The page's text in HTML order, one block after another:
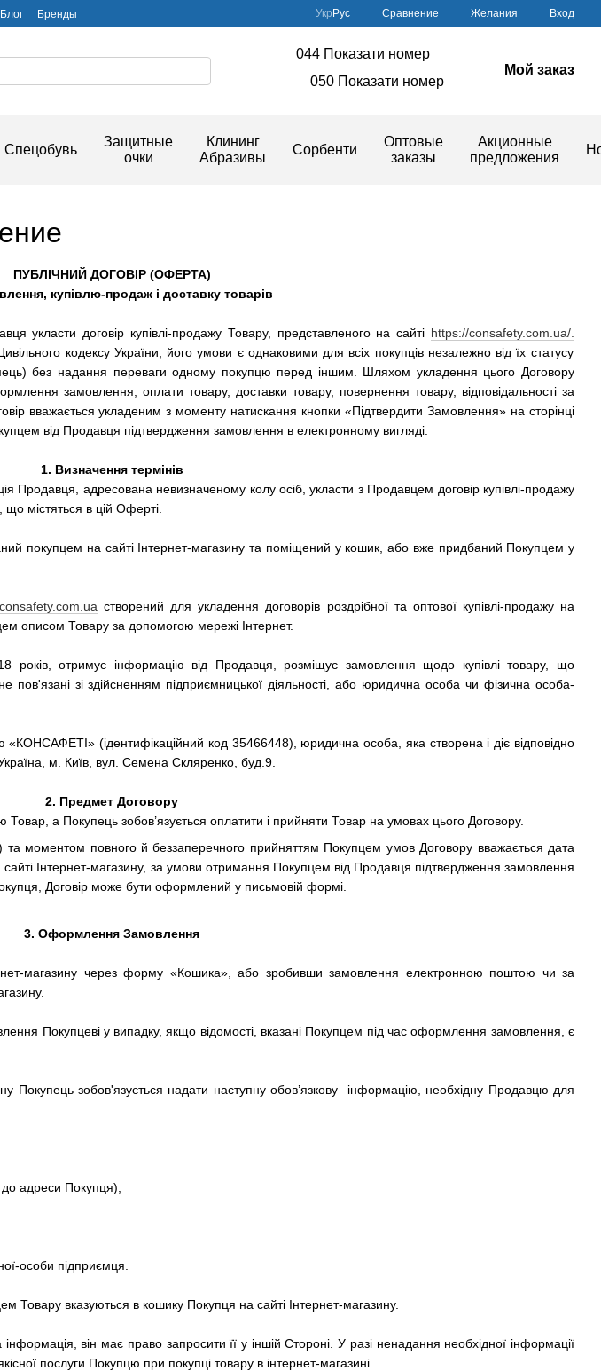
Блог Бренды Укр Рус Сравнение Желания Вход
044 Показати номер
050 Показати номер
Мой заказ
Спецобувь
Защитные
очки
Клининг
Абразивы
Сорбенти
Оптовые
заказы
Акционные
предложения
ПУБЛІЧНИЙ ДОГОВІР (ОФЕРТА)
купівлю-продаж і доставку товарів
укласти договір купівлі-продажу Товару, представленого на сайті https://consafety.com.ua/.
кодексу України, його умови є однаковими для всіх покупців незалежно від їх статусу
без надання переваги одному покупцю перед іншим. Шляхом укладення цього Договору
замовлення, оплати товару, доставки товару, повернення товару, відповідальності за
вважається укладеним з моменту натискання кнопки «Підтвердити Замовлення» на сторінці
від Продавця підтвердження замовлення в електронному вигляді.
1. Визначення термінів
Продавця, адресована невизначеному колу осіб, укласти з Продавцем договір купівлі-продажу
містяться в цій Оферті.
покупцем на сайті Інтернет-магазину та поміщений у кошик, або вже придбаний Покупцем у
створений для укладення договорів роздрібної та оптової купівлі-продажу на
описом Товару за допомогою мережі Інтернет.
років, отримує інформацію від Продавця, розміщує замовлення щодо купівлі товару, що
пов'язані зі здійсненням підприємницької діяльності, або юридична особа чи фізична особа-
(ідентифікаційний код 35466448), юридична особа, яка створена і діє відповідно
м. Київ, вул. Семена Скляренко, буд.9.
2. Предмет Договору
а Покупець зобов’язується оплатити і прийняти Товар на умовах цього Договору.
моментом повного й беззаперечного прийняттям Покупцем умов Договору вважається дата
Інтернет-магазину, за умови отримання Покупцем від Продавця підтвердження замовлення
Договір може бути оформлений у письмовій формі.
3. Оформлення Замовлення
магазину через форму «Кошика», або зробивши замовлення електронною поштою чи за
Покупцеві у випадку, якщо відомості, вказані Покупцем під час оформлення замовлення, є
Покупець зобов'язується надати наступну обов’язкову інформацію, необхідну Продавцю для
адреси Покупця);
особи підприємця.
Товару вказуються в кошику Покупця на сайті Інтернет-магазину.
він має право запросити її у іншій Стороні. У разі ненадання необхідної інформації
послуги Покупцю при покупці товару в інтернет-магазині.